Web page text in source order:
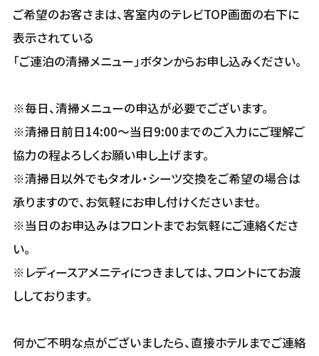
ご希望のお客さまは、客室内のテレビTOP画面の右下に
表示されている
「ご連泊の清掃メニュー」ボタンからお申し込みください。
※毎日、清掃メニューの申込が必要でございます。
※清掃日前日14:00～当日9:00までのご入力にご理解ご
協力の程よろしくお願い申し上げます。
※清掃日以外でもタオル・シーツ交換をご希望の場合は
承りますので、お気軽にお申し付けくださいませ。
※当日のお申込みはフロントまでお気軽にご連絡くださ
い。
※レディースアメニティにつきましては、フロントにてお渡
ししております。
何かご不明な点がございましたら、直接ホテルまでご連絡